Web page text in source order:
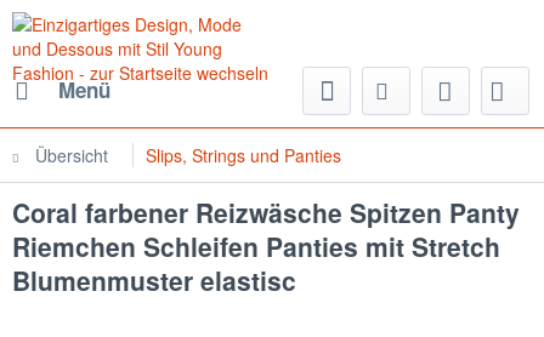
Menü
Übersicht Slips, Strings und Panties
Coral farbener Reizwäsche Spitzen Panty
Riemchen Schleifen Panties mit Stretch
Blumenmuster elastisc